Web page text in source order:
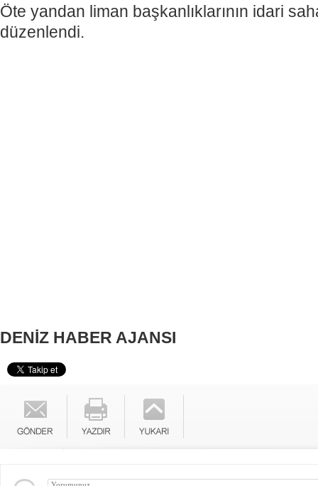
Öte yandan liman başkanlıklarının idari
düzenlendi.
DENİZ HABER AJANSI